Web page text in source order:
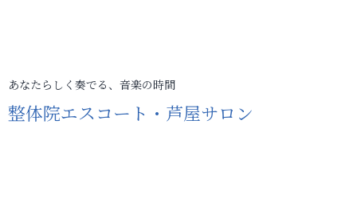
あなたらしく奏でる、音楽の時間
整体院エスコート・芦屋サロン